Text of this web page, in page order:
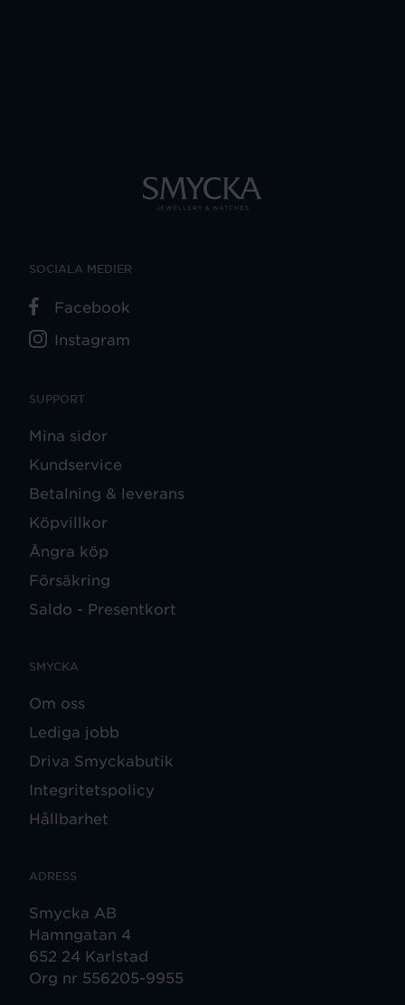
SUPPORT
Mina sidor
Kundservice
Betalning & leverans
Köpvillkor
Ångra köp
Försäkring
Saldo - Presentkort
SMYCKA
Om oss
Lediga jobb
Driva Smyckabutik
Integritetspolicy
Hållbarhet
ADRESS
Smycka AB
Hamngatan 4
652 24 Karlstad
Org nr 556205-9955
SOCIALA MEDIER
Facebook
Instagram